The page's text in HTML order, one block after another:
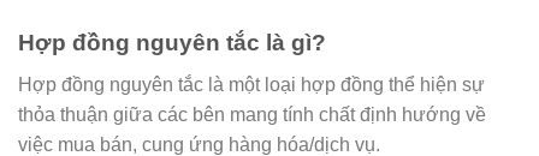
Hợp đồng nguyên tắc là gì?
Hợp đồng nguyên tắc là một loại hợp đồng thể hiện sự
thỏa thuận giữa các bên mang tính chất định hướng về
việc mua bán, cung ứng hàng hóa/dịch vụ.